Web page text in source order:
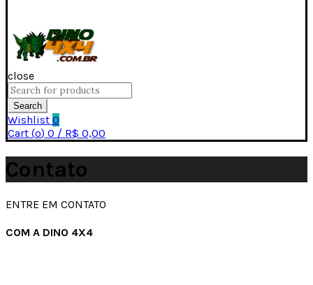
close
Search
for:
Search
Wishlist 0
Cart (o) 0 / R$ 0,00
Contato
ENTRE EM CONTATO
COM A DINO 4X4